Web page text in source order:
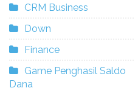
CRM Business
Down
Finance
Game Penghasil Saldo
Dana